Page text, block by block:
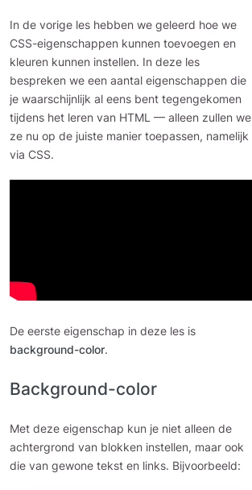
In de vorige les hebben we geleerd hoe we
CSS-eigenschappen kunnen toevoegen en
kleuren kunnen instellen. In deze les
bespreken we een aantal eigenschappen die
je waarschijnlijk al eens bent tegengekomen
tijdens het leren van HTML — alleen zullen we
ze nu op de juiste manier toepassen, namelijk
via CSS.
De eerste eigenschap in deze les is
background-color.
Background-color
Met deze eigenschap kun je niet alleen de
achtergrond van blokken instellen, maar ook
die van gewone tekst en links. Bijvoorbeeld: